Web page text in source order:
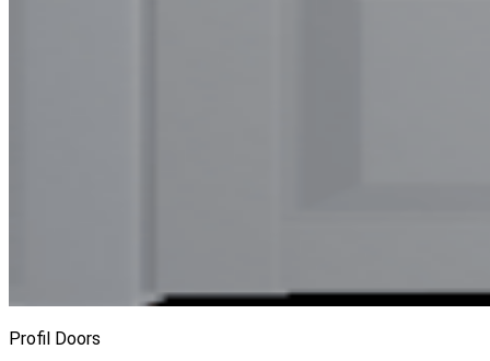
Profil Doors